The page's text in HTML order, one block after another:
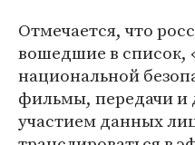
Отмечается, что
вошедшие в список,
национальной
фильмы, передачи и
участием данных